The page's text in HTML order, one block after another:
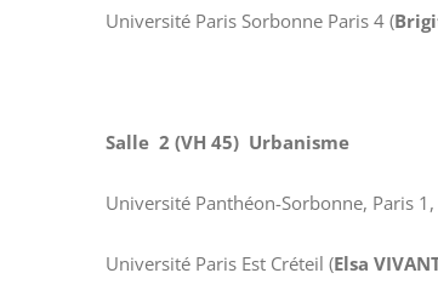
Université Paris Sorbonne Paris 4 (
Salle 2 (VH 45) Urbanisme
Université Panthéon-Sorbonne, Paris
Université Paris Est Créteil (Elsa